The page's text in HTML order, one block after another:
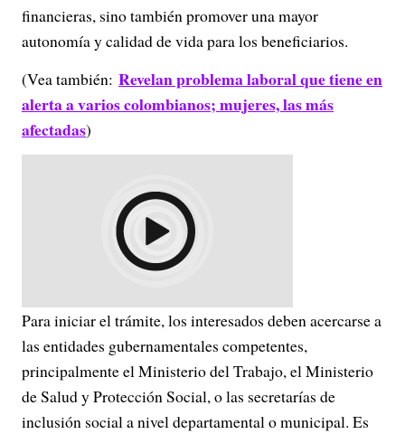
financieras, sino también promover una mayor
autonomía y calidad de vida para los beneficiarios.
(Vea también: Revelan problema laboral que tiene en
alerta a varios colombianos; mujeres, las más
afectadas)
Para iniciar el trámite, los interesados deben acercarse a
las entidades gubernamentales competentes,
principalmente el Ministerio del Trabajo, el Ministerio
de Salud y Protección Social, o las secretarías de
inclusión social a nivel departamental o municipal. Es